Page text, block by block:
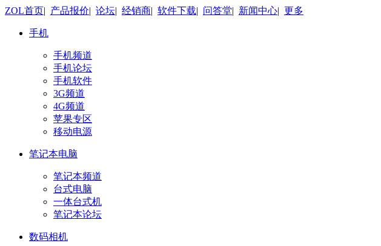
ZOL首页| 产品报价| 论坛| 经销商| 软件下载| 问答堂| 新闻中心| 更多
手机
手机频道
手机论坛
手机软件
3G频道
4G频道
苹果专区
移动电源
笔记本电脑
笔记本频道
台式电脑
一体台式机
笔记本论坛
数码相机